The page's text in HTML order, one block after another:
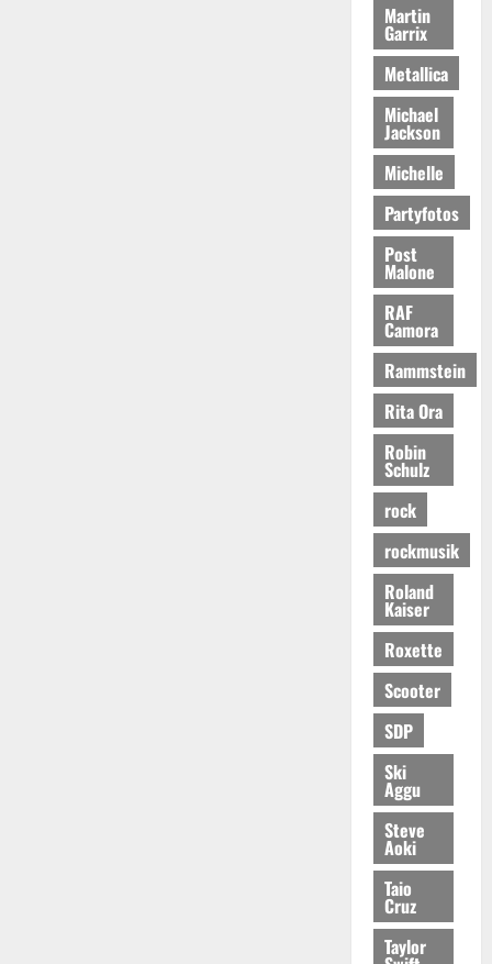
Martin
Garrix
Metallica
Michael
Jackson
Michelle
Partyfotos
Post
Malone
RAF
Camora
Rammstein
Rita Ora
Robin
Schulz
rock
rockmusik
Roland
Kaiser
Roxette
Scooter
SDP
Ski
Aggu
Steve
Aoki
Taio
Cruz
Taylor